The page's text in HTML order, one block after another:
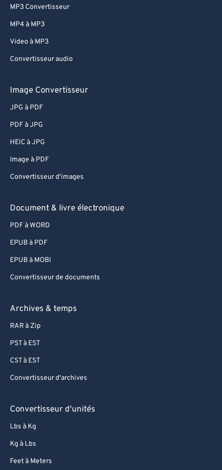
MP3 Convertisseur
MP4 à MP3
Video à MP3
Convertisseur audio
Image Convertisseur
JPG à PDF
PDF à JPG
HEIC à JPG
Image à PDF
Convertisseur d'images
Document & livre électronique
PDF à WORD
EPUB à PDF
EPUB à MOBI
Convertisseur de documents
Archives & temps
RAR à Zip
PST à EST
CST à EST
Convertisseur d'archives
Convertisseur d'unités
Lbs à Kg
Kg à Lbs
Feet à Meters